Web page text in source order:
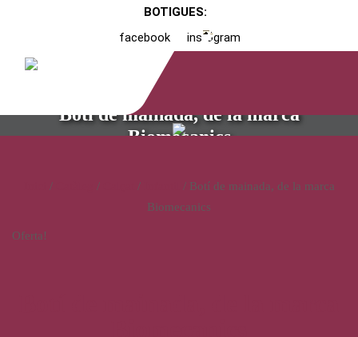
BOTIGUES:
facebook
instagram
Botí de mainada, de la marca
Biomecanics
/ / /
/ Botí de mainada, de la marca
Biomecanics
Oferta!